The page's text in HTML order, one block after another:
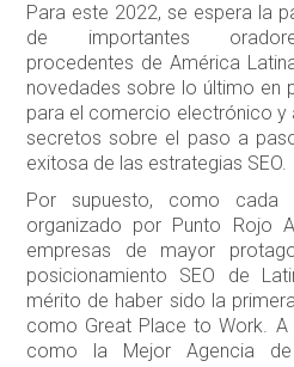
Para este 2022, se espera la
de importantes
procedentes de América
novedades sobre lo último en
para el comercio electrónico y
secretos sobre el paso a
exitosa de las estrategias SEO.
Por supuesto, como cada
organizado por Punto Rojo
empresas de mayor
posicionamiento SEO de
mérito de haber sido la
como Great Place to Work. A
como la Mejor Agencia de